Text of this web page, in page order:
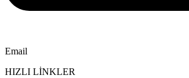
Email
HIZLI LİNKLER